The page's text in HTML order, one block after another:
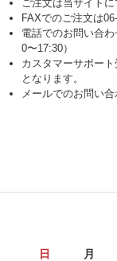
ご注文は当サイト
FAXでのご注文は
電話でのお問い合
0〜17:30）
カスタマーサポー
となります。
メールでのお問い
日 月